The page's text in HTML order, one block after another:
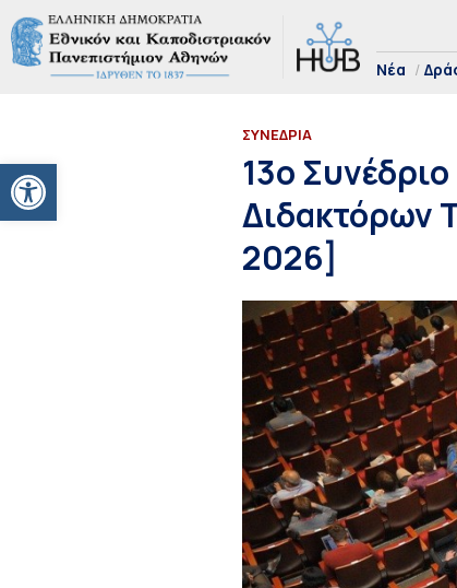
Ανοίξτε τη γραμμή εργαλείων
Νέα
ΣΥΝΕΔΡΙΑ
13ο
Διδακτόρων
2026]